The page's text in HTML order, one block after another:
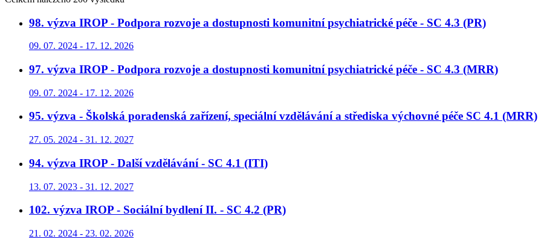
98. výzva IROP - Podpora rozvoje a dostupnosti komunitní psychiatrické péče - SC 4.3 (PR)
09. 07. 2024 - 17. 12. 2026
97. výzva IROP - Podpora rozvoje a dostupnosti komunitní psychiatrické péče - SC 4.3 (MRR)
09. 07. 2024 - 17. 12. 2026
95. výzva - Školská poradenská zařízení, speciální vzdělávání a střediska výchovné péče SC 4.1 (MRR)
27. 05. 2024 - 31. 12. 2027
94. výzva IROP - Další vzdělávání - SC 4.1 (ITI)
13. 07. 2023 - 31. 12. 2027
102. výzva IROP - Sociální bydlení II. - SC 4.2 (PR)
21. 02. 2024 - 23. 02. 2026